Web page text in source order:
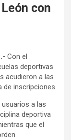
con
Con el
deportivas
acudieron a las
de inscripciones.
a las
deportiva
que el